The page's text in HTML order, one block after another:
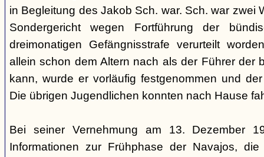
in Begleitung des Jakob Sch. war. Sch. war zwei
Sondergericht wegen Fortführung der
dreimonatigen Gefängnisstrafe verurteilt
allein schon dem Altern nach als der Führer der
kann, wurde er vorläufig festgenommen und
Die übrigen Jugendlichen konnten nach Hause
Bei seiner Vernehmung am 13. Dezember
Informationen zur Frühphase der Navajos,